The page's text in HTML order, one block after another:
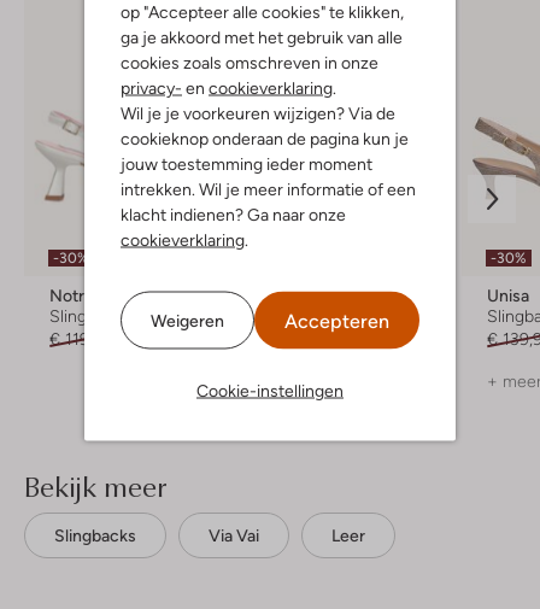
op "Accepteer alle cookies" te klikken,
ga je akkoord met het gebruik van alle
cookies zoals omschreven in onze
privacy- en cookieverklaring.
Wil je je voorkeuren wijzigen? Via de
cookieknop onderaan de pagina kun je
jouw toestemming ieder moment
intrekken. Wil je meer informatie of een
klacht indienen? Ga naar onze
cookieverklaring.
Weigeren Accepteren
Cookie-instellingen
-30%
Notre-V
Slingbacks
€ 119,99
€ 83,99
Stefano Lauran
Slingbacks
€ 149,99
+ meer kleuren
-30%
Unisa
€
+
Bekijk meer
Slingbacks Via Vai Leer